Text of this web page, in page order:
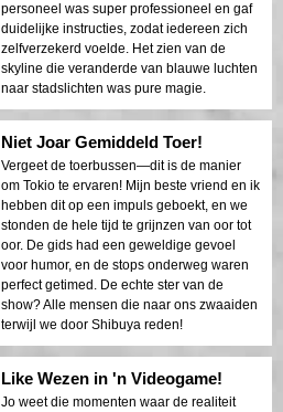
personeel was super professioneel en gaf
duidelijke instructies, zodat iedereen zich
zelfverzekerd voelde. Het zien van de
skyline die veranderde van blauwe luchten
naar stadslichten was pure magie.
Niet Joar Gemiddeld Toer!
Vergeet de toerbussen—dit is de manier
om Tokio te ervaren! Mijn beste vriend en ik
hebben dit op een impuls geboekt, en we
stonden de hele tijd te grijnzen van oor tot
oor. De gids had een geweldige gevoel
voor humor, en de stops onderweg waren
perfect getimed. De echte ster van de
show? Alle mensen die naar ons zwaaiden
terwijl we door Shibuya reden!
Like Wezen in 'n Videogame!
Jo weet die momenten waar de realiteit